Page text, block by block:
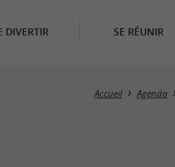
DIVERTIR SE RÉUNIR
Accueil Agenda